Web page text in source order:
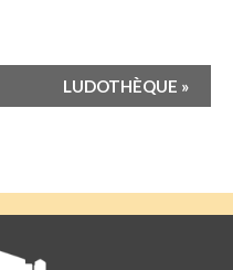
LUDOTHÈQUE »